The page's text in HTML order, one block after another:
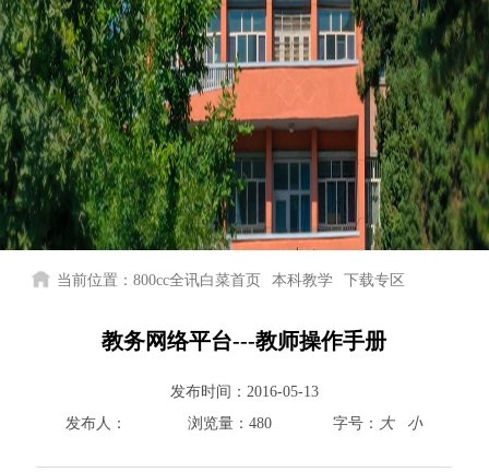
800cc全讯白菜首页
当前位置：800cc全讯白菜首页 本科教学 下载专区
教务网络平台---教师操作手册
发布时间： 2016-05-13
发布人：
浏览量：480 字号： 大 小